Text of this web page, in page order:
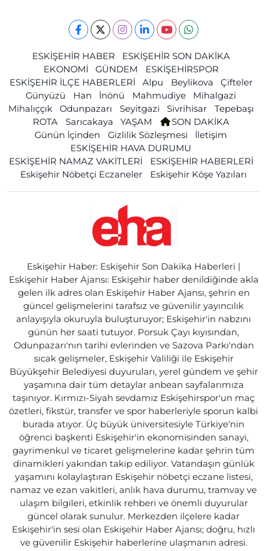
ESKİŞEHİR HABER
ESKİŞEHİR SON DAKİKA
EKONOMİ
GÜNDEM
ESKİŞEHİRSPOR
ESKİŞEHİR İLÇE HABERLERİ
Alpu Beylikova
Çifteler
Günyüzü
Han İnönü Mahmudiye
Mihalgazi
Mihalıççık
Odunpazarı Seyitgazi Sivrihisar
Tepebaşı
ROTA
Sarıcakaya YAŞAM
SON DAKİKA
Günün İçinden
Gizlilik Sözleşmesi
İletişim
ESKİŞEHİR HAVA DURUMU
ESKİŞEHİR NAMAZ VAKİTLERİ
ESKİŞEHİR HABERLERİ
Eskişehir Nöbetçi Eczaneler
Eskişehir Köşe Yazıları
Eskişehir Haber: Eskişehir Son Dakika Haberleri |
Eskişehir Haber Ajansı: Eskişehir haber denildiğinde akla
gelen ilk adres olan Eskişehir Haber Ajansı, şehrin en
güncel gelişmelerini tarafsız ve güvenilir yayıncılık
anlayışıyla okuruyla buluşturuyor; Eskişehir'in nabzını
günün her saati tutuyor. Porsuk Çayı kıyısından,
Odunpazarı'nın tarihi evlerinden ve Sazova Parkı'ndan
sıcak gelişmeler, Eskişehir Valiliği ile Eskişehir
Büyükşehir Belediyesi duyuruları, yerel gündem ve şehir
yaşamına dair tüm detaylar anbean sayfalarımıza
taşınıyor. Kırmızı-Siyah sevdamız Eskişehirspor'un maç
özetleri, fikstür, transfer ve spor haberleriyle sporun kalbi
burada atıyor. Üç büyük üniversitesiyle Türkiye'nin
öğrenci başkenti Eskişehir'in ekonomisinden sanayi,
gayrimenkul ve ticaret gelişmelerine kadar şehrin tüm
dinamikleri yakından takip ediliyor. Vatandaşın günlük
yaşamını kolaylaştıran Eskişehir nöbetçi eczane listesi,
namaz ve ezan vakitleri, anlık hava durumu, tramvay ve
ulaşım bilgileri, etkinlik rehberi ve önemli duyurular
güncel olarak sunulur. Merkezden ilçelere kadar
Eskişehir'in sesi olan Eskişehir Haber Ajansı; doğru, hızlı
ve güvenilir Eskişehir haberlerine ulaşmanın adresi.